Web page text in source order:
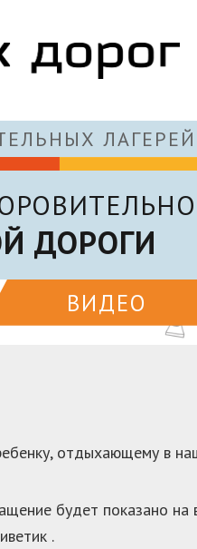
ДОРОГИ
ВИДЕО
отдыхающему в
будет показано на
.